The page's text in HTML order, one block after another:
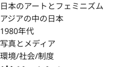
日本のアートとフェミニズム
アジアの中の日本
1980年代
写真とメディア
環境/社会/制度